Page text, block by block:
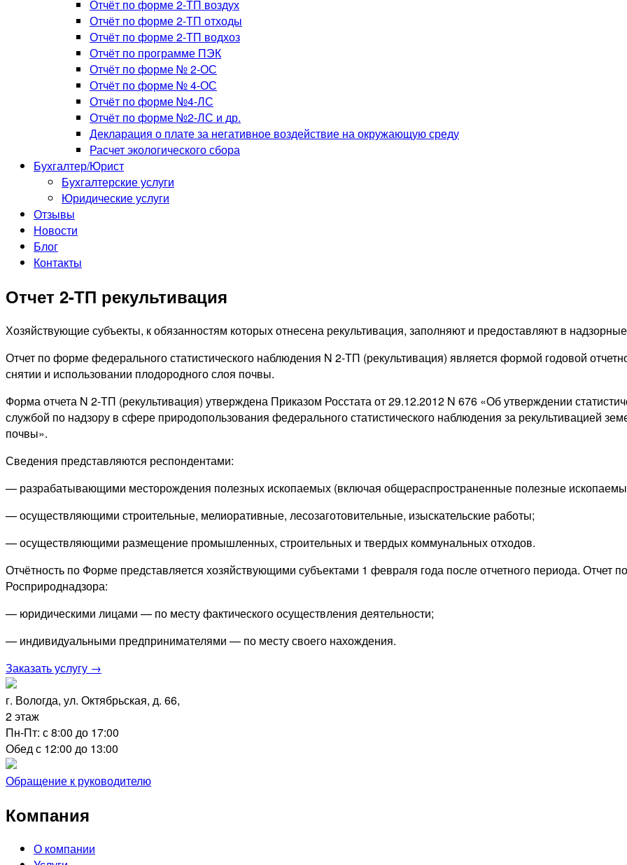
Отчёт по форме 2-ТП воздух
Отчёт по форме 2-ТП отходы
Отчёт по форме 2-ТП водхоз
Отчёт по программе ПЭК
Отчёт по форме № 2-ОС
Отчёт по форме № 4-ОС
Отчёт по форме №4-ЛС
Отчёт по форме №2-ЛС и др.
Декларация о плате за негативное воздействие на окружающую среду
Расчет экологического сбора
Бухгалтер/Юрист
Бухгалтерские услуги
Юридические услуги
Отзывы
Новости
Блог
Контакты
Отчет 2-ТП рекультивация
Хозяйствующие субъекты, к обязанностям которых отнесена рекультивация, заполняют и предоставляют в
Отчет по форме федерального статистического наблюдения N 2-ТП (рекультивация) является формой годовой
снятии и использовании плодородного слоя почвы.
Форма отчета N 2-ТП (рекультивация) утверждена Приказом Росстата от 29.12.2012 N 676 «Об утверждении
службой по надзору в сфере природопользования федерального статистического наблюдения за рекультивацией
почвы».
Сведения представляются респондентами:
— разрабатывающими месторождения полезных ископаемых (включая общераспространенные полезные
— осуществляющими строительные, мелиоративные, лесозаготовительные, изыскательские работы;
— осуществляющими размещение промышленных, строительных и твердых коммунальных отходов.
Отчётность по Форме представляется хозяйствующими субъектами 1 февраля года после отчетного периода. Отчет
Росприроднадзора:
— юридическими лицами — по месту фактического осуществления деятельности;
— индивидуальными предпринимателями — по месту своего нахождения.
Заказать услугу →
г. Вологда, ул. Октябрьская, д. 66,
2 этаж
Пн-Пт: с 8:00 до 17:00
Обед с 12:00 до 13:00
Обращение к руководителю
Компания
О компании